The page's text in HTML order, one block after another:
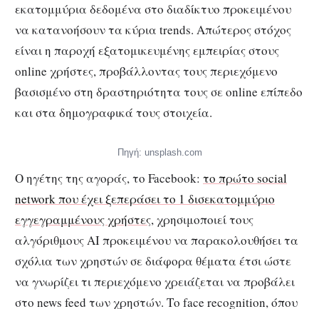
εκατομμύρια δεδομένα στο διαδίκτυο προκειμένου
να κατανοήσουν τα κύρια trends. Απώτερος στόχος
είναι η παροχή εξατομικευμένης εμπειρίας στους
online χρήστες, προβάλλοντας τους περιεχόμενο
βασισμένο στη δραστηριότητα τους σε online επίπεδο
και στα δημογραφικά τους στοιχεία.
Πηγή: unsplash.com
Ο ηγέτης της αγοράς, το Facebook: το πρώτο social
network που έχει ξεπεράσει το 1 δισεκατομμύριο
εγγεγραμμένους χρήστες, χρησιμοποιεί τους
αλγόριθμους AI προκειμένου να παρακολουθήσει τα
σχόλια των χρηστών σε διάφορα θέματα έτσι ώστε
να γνωρίζει τι περιεχόμενο χρειάζεται να προβάλει
στο news feed των χρηστών. Το face recognition, όπου